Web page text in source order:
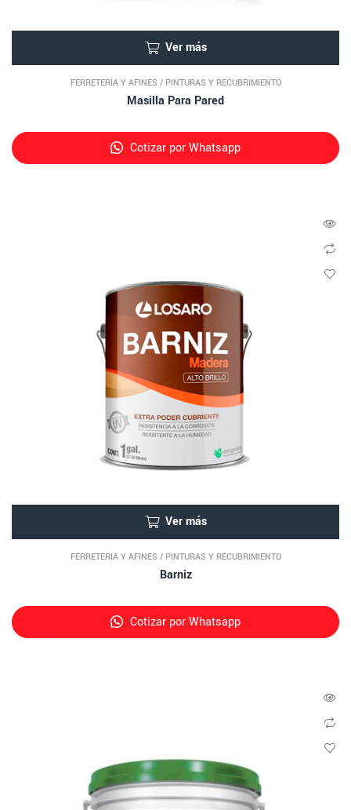
Ver más
FERRETERÍA Y AFINES / PINTURAS Y RECUBRIMIENTO
Masilla Para Pared
Cotizar por Whatsapp
Ver más
FERRETERÍA Y AFINES / PINTURAS Y RECUBRIMIENTO
Barniz
Cotizar por Whatsapp